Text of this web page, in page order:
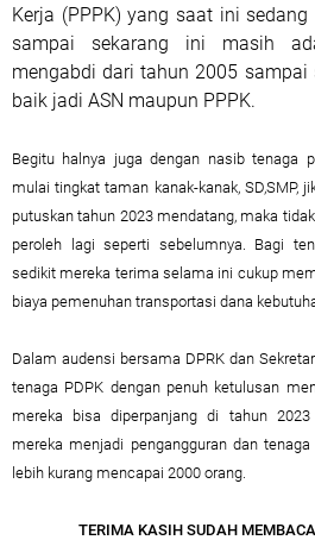
Kerja (PPPK) yang saat ini
sampai sekarang ini masih
mengabdi dari tahun 2005
baik jadi ASN maupun PPPK.
Begitu halnya juga dengan nasib tenaga
mulai tingkat taman kanak-kanak, SD,SMP,
putuskan tahun 2023 mendatang, maka
peroleh lagi seperti sebelumnya. Bagi
sedikit mereka terima selama ini cukup
biaya pemenuhan transportasi dana
Dalam audensi bersama DPRK dan
tenaga PDPK dengan penuh ketulusan
mereka bisa diperpanjang di tahun
mereka menjadi pengangguran dan
lebih kurang mencapai 2000 orang.
TERIMA KASIH SUDAH